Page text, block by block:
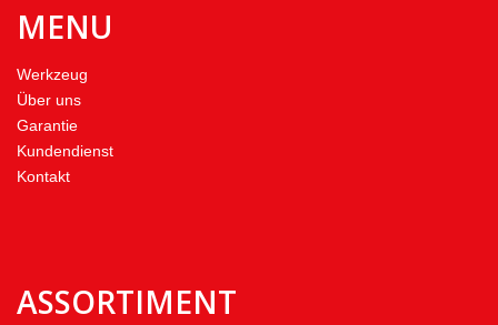
MENU
Werkzeug
Über uns
Garantie
Kundendienst
Kontakt
ASSORTIMENT